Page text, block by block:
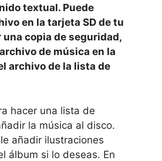
textual. Puede
en la tarjeta SD de tu
una copia de seguridad,
de música en la
archivo de la lista de
hacer una lista de
la música al disco.
añadir ilustraciones
álbum si lo deseas. En